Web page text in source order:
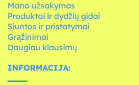
Mano užsakymas
Produktai ir dydžių gidai
Siuntos ir pristatymai
Grąžinimai
Daugiau klausimų
INFORMACIJA: